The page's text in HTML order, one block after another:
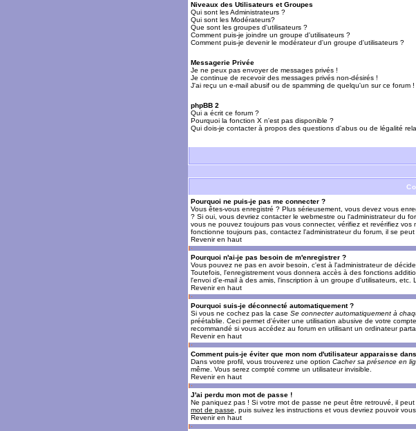
Niveaux des Utilisateurs et Groupes
Qui sont les Administrateurs ?
Qui sont les Modérateurs?
Que sont les groupes d'utilisateurs ?
Comment puis-je joindre un groupe d'utilisateurs ?
Comment puis-je devenir le modérateur d'un groupe d'utilisateurs ?
Messagerie Privée
Je ne peux pas envoyer de messages privés !
Je continue de recevoir des messages privés non-désirés !
J'ai reçu un e-mail abusif ou de spamming de quelqu'un sur ce forum !
phpBB 2
Qui a écrit ce forum ?
Pourquoi la fonction X n'est pas disponible ?
Qui dois-je contacter à propos des questions d'abus ou de légalité
Pourquoi ne puis-je pas me connecter ?
Vous êtes-vous enregistré ? Plus sérieusement, vous devez vous
? Si oui, vous devriez contacter le webmestre ou l'administrateur du
vous ne pouvez toujours pas vous connecter, vérifiez et revérifiez
fonctionne toujours pas, contactez l'administrateur du forum, il se
Revenir en haut
Pourquoi n'ai-je pas besoin de m'enregistrer ?
Vous pouvez ne pas en avoir besoin, c'est à l'administrateur de
Toutefois, l'enregistrement vous donnera accès à des fonctions
l'envoi d'e-mail à des amis, l'inscription à un groupe d'utilisateurs,
Revenir en haut
Pourquoi suis-je déconnecté automatiquement ?
Si vous ne cochez pas la case Se connecter automatiquement à
préétablie. Ceci permet d'éviter une utilisation abusive de votre
recommandé si vous accédez au forum en utilisant un ordinateur
Revenir en haut
Comment puis-je éviter que mon nom d'utilisateur apparaisse
Dans votre profil, vous trouverez une option Cacher sa présence en
même. Vous serez compté comme un utilisateur invisible.
Revenir en haut
J'ai perdu mon mot de passe !
Ne paniquez pas ! Si votre mot de passe ne peut être retrouvé, il
mot de passe , puis suivez les instructions et vous devriez pouvoir
Revenir en haut